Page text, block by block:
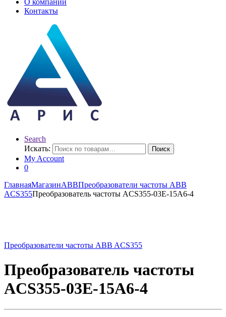
Контакты
Search
Искать:
Поиск
My Account
0
ГлавнаяМагазинABBПреобразователи частоты ABB
ACS355Преобразователь частоты ACS355-03E-15A6-4
Преобразователи частоты ABB ACS355
Преобразователь частоты
ACS355-03E-15A6-4